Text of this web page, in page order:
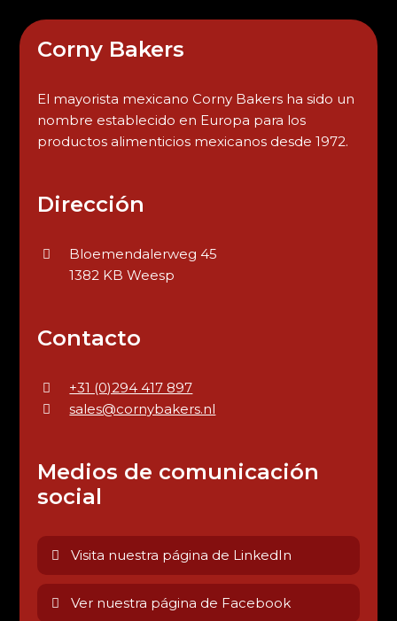
Corny Bakers
El mayorista mexicano Corny Bakers ha sido un
nombre establecido en Europa para los
productos alimenticios mexicanos desde 1972.
Dirección
Bloemendalerweg 45
1382 KB Weesp
Contacto
+31 (0)294 417 897
sales@cornybakers.nl
Medios de comunicación
social
Visita nuestra página de LinkedIn
Ver nuestra página de Facebook